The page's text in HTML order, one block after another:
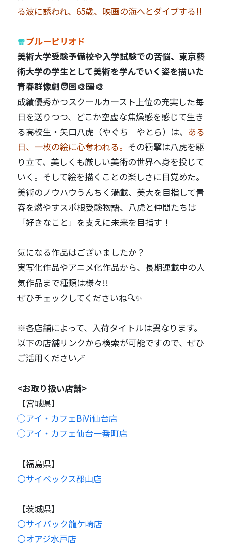
る波に誘われ、65歳、映画の海へとダイブする!!
🧣ブルーピリオド
美術大学受験予備校や入学試験での苦悩、東京藝
術大学の学生として美術を学んでいく姿を描いた
青春群像劇🧑🏻‍🎨🖼️🎨
成績優秀かつスクールカースト上位の充実した毎
日を送りつつ、どこか空虚な焦燥感を感じて生き
る高校生・矢口八虎（やぐち やとら）は、 ある
日、一枚の絵に心奪われる。 その衝撃は八虎を駆
り立て、美しくも厳しい美術の世界へ身を投じて
いく。そして絵を描くことの楽しさに目覚めた。
美術のノウハウうんちく満載、美大を目指して青
春を燃やすスポ根受験物語、八虎と仲間たちは
「好きなこと」を支えに未来を目指す！
気になる作品はございましたか？
実写化作品やアニメ化作品から、長期連載中の人
気作品まで種類は様々!!
ぜひチェックしてくださいね🔍✨
※各店舗によって、入荷タイトルは異なります。
以下の店舗リンクから検索が可能ですので、ぜひ
ご活用ください🪄
<お取り扱い店舗>
【宮城県】
◯アイ・カフェBiVi仙台店
◯アイ・カフェ仙台一番町店
【福島県】
〇サイベックス郡山店
【茨城県】
〇サイバック龍ケ崎店
〇オアジ水戸店